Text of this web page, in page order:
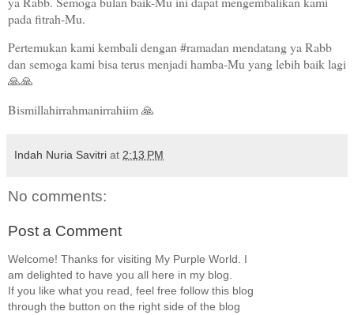
pada fitrah-Mu.
Pertemukan kami kembali dengan #ramadan mendatang ya Rabb
dan semoga kami bisa terus menjadi hamba-Mu yang lebih baik lagi
🙏🙏
Bismillahirrahmanirrahiim 🙏
Indah Nuria Savitri at 2:13 PM
No comments:
Post a Comment
Welcome! Thanks for visiting My Purple World. I
am delighted to have you all here in my blog.
If you like what you read, feel free follow this blog
through the button on the right side of the blog